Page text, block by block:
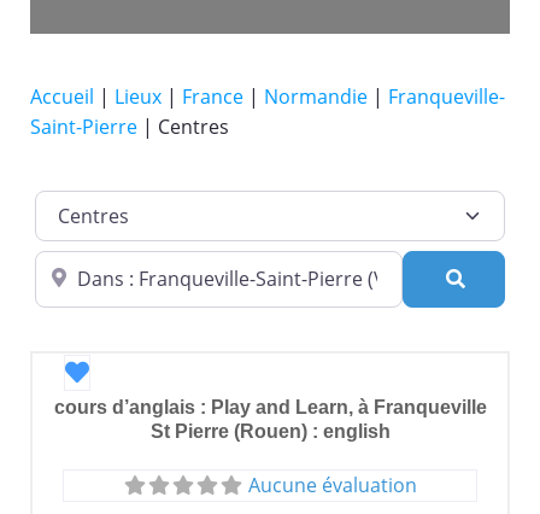
Accueil | Lieux | France | Normandie | Franqueville-
Saint-Pierre | Centres
Catégorie de lieu
Dans quelle ville ?
Favori
cours d’anglais : Play and Learn, à Franqueville
St Pierre (Rouen) : english
Aucune évaluation